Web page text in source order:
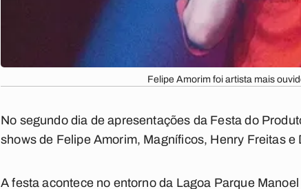
Felipe Amorim foi artista mais
No segundo dia de apresentações da Festa do
shows de Felipe Amorim, Magníficos, Henry Freitas e
A festa acontece no entorno da Lagoa Parque